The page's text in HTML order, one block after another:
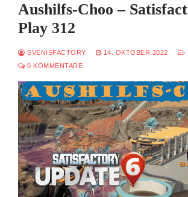
Aushilfs-Choo –
Play 312
SVENISFACTORY 14. OKTOBER 2022
0 KOMMENTARE